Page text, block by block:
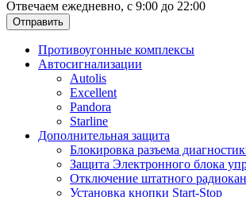
Отвечаем ежедневно, с 9:00 до 22:00
Отправить
Противоугонные комплексы
Автосигнализации
Autolis
Excellent
Pandora
Starline
Дополнительная защита
Блокировка разъема
Защита Электронного блока
Отключение штатного
Установка кнопки Start-Stop